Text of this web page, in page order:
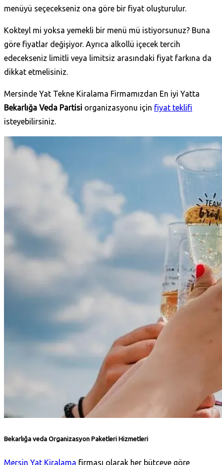
menüyü seçecekseniz ona göre bir fiyat oluşturulur.
Kokteyl mi yoksa yemekli bir menü mü istiyorsunuz? Buna
göre fiyatlar değişiyor. Ayrıca alkollü içecek tercih
edecekseniz limitli veya limitsiz arasındaki fiyat farkına da
dikkat etmelisiniz.
Mersinde Yat Tekne Kiralama Firmamızdan En iyi Yatta
Bekarlığa Veda Partisi organizasyonu için fiyat teklifi
isteyebilirsiniz.
Bekarlığa veda Organizasyon Paketleri Hizmetleri
Mersin Yat Kiralama firması olarak her bütçeye göre